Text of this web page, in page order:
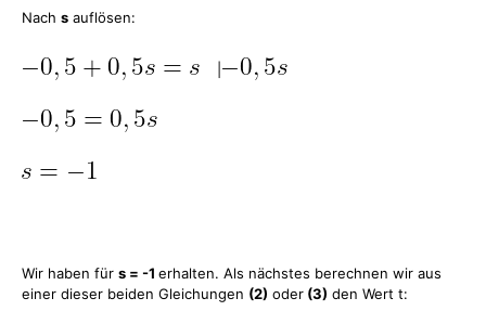
Nach s auflösen:
Wir haben für s = -1 erhalten. Als nächstes berechnen wir aus
einer dieser beiden Gleichungen (2) oder (3) den Wert t: